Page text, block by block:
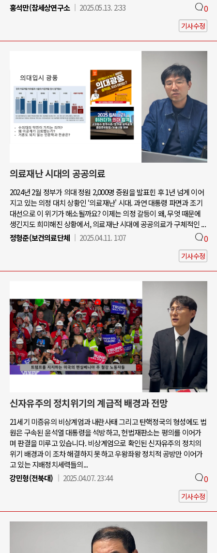
홍석만(참세상연구소
2025.05.13. 2:33 0
기사수정
의료재난 시대의 공공의료
2024년 2월 정부가 의대 정원 2,000명 증원을 발표힌 후 1년 넘게 이어
지고 있는 의정 대치 상황인 ‘의료재난' 시대. 과연 대통령 파면과 조기
대선으로 이 위기가 해소될까요? 이제는 의정 갈등이 왜, 무엇 때문에
생긴지도 희미해진 상황에서, 의료재난 시대에 공공의료가 구체적인 ...
정형준(보건의료단체
2025.04.11. 1:07 0
기사수정
신자유주의 정치위기의 계급적 배경과 전망
21세기 미증유의 비상계엄과 내란사태 그리고 탄핵정국의 형성에도 법
원은 구속된 윤석열 대통령을 석방하고, 헌법재판소는 평의를 이어가
며 판결을 미루고 있습니다. 비상계엄으로 확인된 신자유주의 정치의
위기 배경과 이 조차 해결하지 못하고 우왕좌왕 정치적 공방만 이어가
고 있는 지배정치세력들의...
강민형(전북대)
2025.04.07. 23:44 0
기사수정